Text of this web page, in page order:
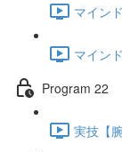
マイン
マイン
Program 22
実技【